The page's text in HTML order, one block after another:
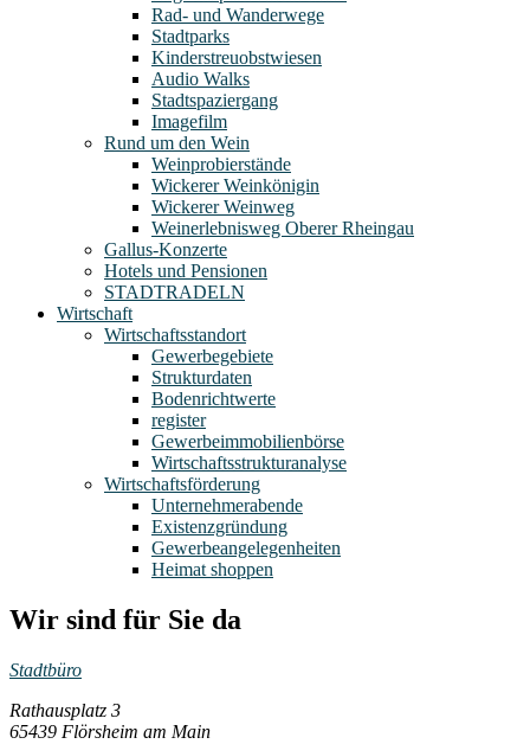
Rad- und Wanderwege
Stadtparks
Kinderstreuobstwiesen
Audio Walks
Stadtspaziergang
Imagefilm
Rund um den Wein
Weinprobierstände
Wickerer Weinkönigin
Wickerer Weinweg
Weinerlebnisweg Oberer Rheingau
Gallus-Konzerte
Hotels und Pensionen
STADTRADELN
Wirtschaft
Wirtschaftsstandort
Gewerbegebiete
Strukturdaten
Bodenrichtwerte
register
Gewerbeimmobilienbörse
Wirtschaftsstrukturanalyse
Wirtschaftsförderung
Unternehmerabende
Existenzgründung
Gewerbeangelegenheiten
Heimat shoppen
Wir sind für Sie da
Stadtbüro
Rathausplatz 3
65439 Flörsheim am Main